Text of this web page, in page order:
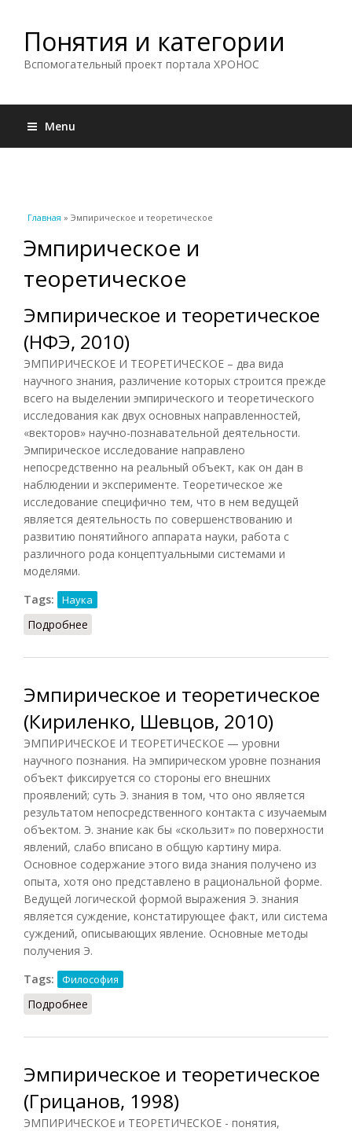
Понятия и категории
Вспомогательный проект портала ХРОНОС
Menu
Вы здесь
Главная » Эмпирическое и теоретическое
Эмпирическое и
теоретическое
Эмпирическое и теоретическое
(НФЭ, 2010)
ЭМПИРИЧЕСКОЕ И ТЕОРЕТИЧЕСКОЕ – два вида
научного знания, различение которых строится прежде
всего на выделении эмпирического и теоретического
исследования как двух основных направленностей,
«векторов» научно-познавательной деятельности.
Эмпирическое исследование направлено
непосредственно на реальный объект, как он дан в
наблюдении и эксперименте. Теоретическое же
исследование специфично тем, что в нем ведущей
является деятельность по совершенствованию и
развитию понятийного аппарата науки, работа с
различного рода концептуальными системами и
моделями.
Tags:
Наука
Подробнее
Эмпирическое и теоретическое
(Кириленко, Шевцов, 2010)
ЭМПИРИЧЕСКОЕ И ТЕОРЕТИЧЕСКОЕ — уровни
научного познания. На эмпирическом уровне познания
объект фиксируется со стороны его внешних
проявлений; суть Э. знания в том, что оно является
результатом непосредственного контакта с изучаемым
объектом. Э. знание как бы «скользит» по поверхности
явлений, слабо вписано в общую картину мира.
Основное содержание этого вида знания получено из
опыта, хотя оно представлено в рациональной форме.
Ведущей логической формой выражения Э. знания
является суждение, констатирующее факт, или система
суждений, описывающих явление. Основные методы
получения Э.
Tags:
Философия
Подробнее
Эмпирическое и теоретическое
(Грицанов, 1998)
ЭМПИРИЧЕСКОЕ и ТЕОРЕТИЧЕСКОЕ - понятия,